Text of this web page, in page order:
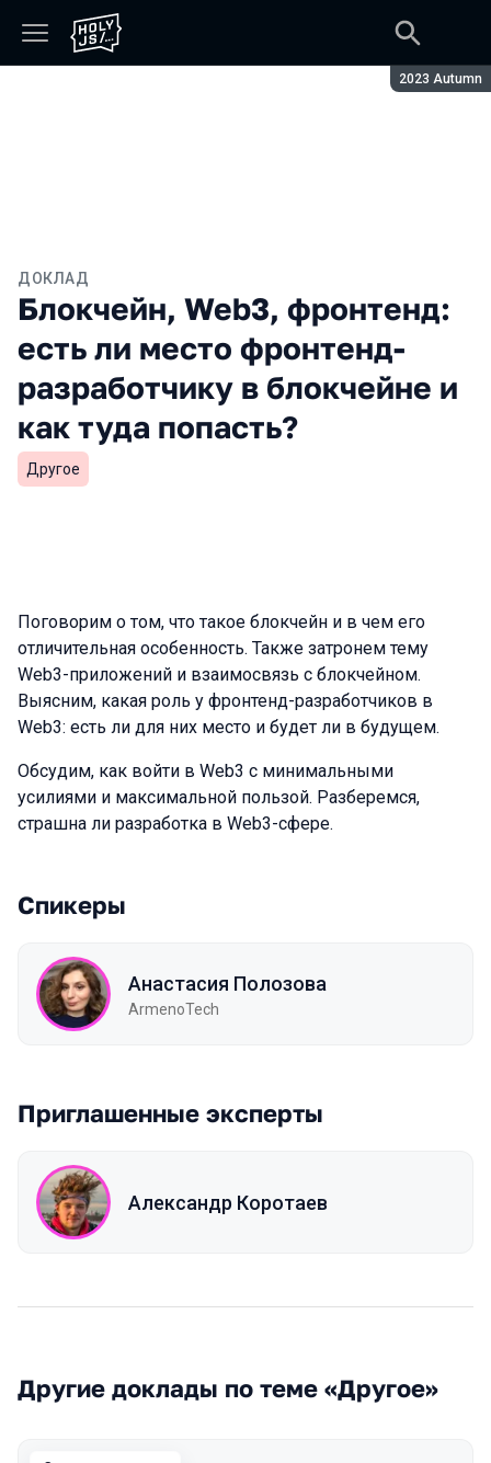
Сезон:
2023 Autumn
ДОКЛАД
Блокчейн, Web3, фронтенд:
есть ли место фронтенд-
разработчику в блокчейне и
как туда попасть?
Другое
Поговорим о том, что такое блокчейн и в чем его
отличительная особенность. Также затронем тему
Web3-приложений и взаимосвязь с блокчейном.
Выясним, какая роль у фронтенд-разработчиков в
Web3: есть ли для них место и будет ли в будущем.
Обсудим, как войти в Web3 с минимальными
усилиями и максимальной пользой. Разберемся,
страшна ли разработка в Web3-сфере.
Спикеры
Анастасия Полозова
ArmenoTech
Приглашенные эксперты
Александр Коротаев
Другие доклады по теме «Другое»